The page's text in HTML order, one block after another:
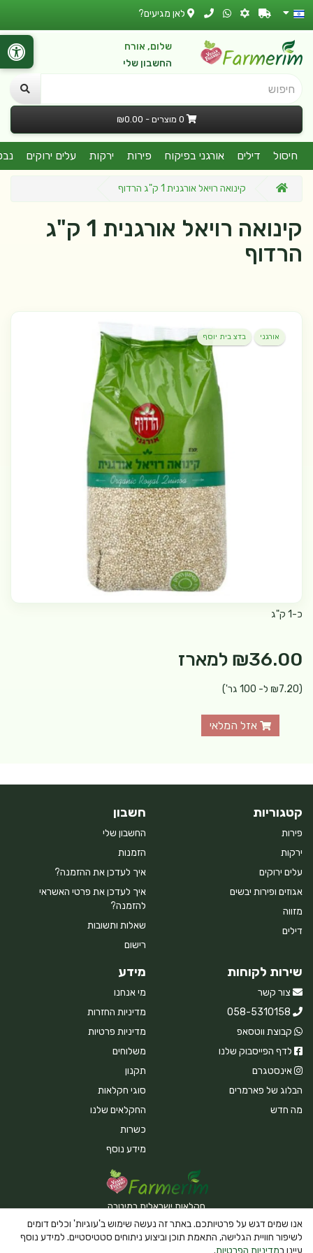
לאן מגיעים?
שלום, אורח
החשבון שלי
חיפוש
0 מוצרים - ₪0.00
חיסול דילים אורגני בפיקוח פירות ירקות עלים ירוקים
קינואה רויאל אורגנית 1 ק"ג הרדוף
קינואה רויאל אורגנית 1 ק"ג
הרדוף
אורגני בדצ בית יוסף
כ-1 ק"ג
₪36.00 למארז
(₪7.20 ל- 100 גר')
אזל המלאי
קטגוריות
פירות
ירקות
עלים ירוקים
אגוזים ופירות יבשים
מזווה
דילים
חשבון
החשבון שלי
הזמנות
איך לעדכן את ההזמנה?
איך לעדכן את פרטי האשראי
להזמנה?
שאלות ותשובות
רישום
שירות לקוחות
צור קשר
058-5310158
קבוצת ווטסאפ
לדף הפייסבוק שלנו
אינסטגרם
הבלוג של פארמרים
מה חדש
מידע
מי אנחנו
מדיניות החזרות
מדיניות פרטיות
משלוחים
תקנון
סוגי חקלאות
החקלאים שלנו
כשרות
מידע נוסף
חקלאות ישראלית במיטבה
אנו שמים דגש על פרטיותכם. באתר זה נעשה שימוש ב'עוגיות' וכלים דומים
לשיפור חוויית הגלישה, התאמת תוכן וביצוע ניתוחים סטטיסטיים. למידע נוסף
עיינו במדיניות הפרטיות.